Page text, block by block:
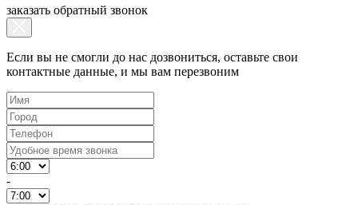
заказать обратный звонок
Если вы не смогли до нас дозвониться, оставьте свои
контактные данные, и мы вам перезвоним
-